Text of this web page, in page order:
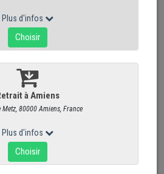
Picarde par Philippe Olivier
6,45 € / Pièce